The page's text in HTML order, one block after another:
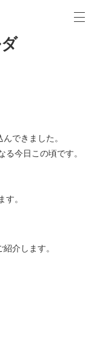
できました。
今日この頃です。
。
紹介します。